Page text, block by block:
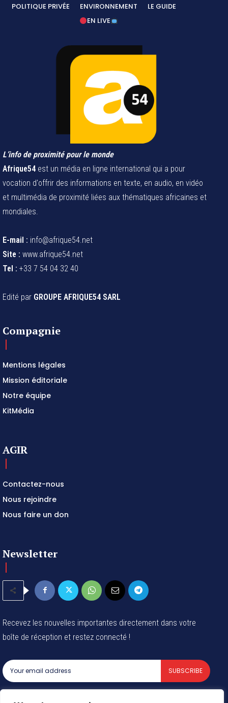
POLITIQUE PRIVÉE
ENVIRONNEMENT
LE GUIDE
EN LIVE
L’info de proximité pour le monde
Afrique54 est un média en ligne international qui a pour
vocation d'offrir des informations en texte, en audio, en vidéo
et multimédia de proximité liées aux thématiques africaines et
mondiales.
E-mail : info@afrique54.net
Site : www.afrique54.net
Tel : +33 7 54 04 32 40
Edité par GROUPE AFRIQUE54 SARL
Compagnie
Mentions légales
Mission éditoriale
Notre équipe
KitMédia
AGIR
Contactez-nous
Nous rejoindre
Nous faire un don
Newsletter
Recevez les nouvelles importantes directement dans votre
boîte de réception et restez connecté !
SUBSCRIBE